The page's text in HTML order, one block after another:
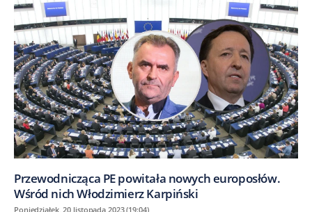
Przewodnicząca PE powitała nowych europosłów.
Wśród nich Włodzimierz Karpiński
Poniedziałek, 20 listopada 2023 (19:04)